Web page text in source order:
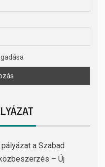
a Szabad
– Új